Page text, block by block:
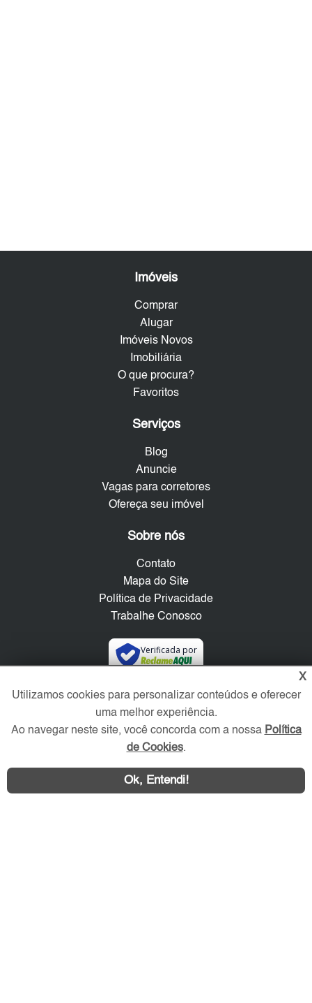
Imóveis
Comprar
Alugar
Imóveis Novos
Imobiliária
O que procura?
Favoritos
Serviços
Blog
Anuncie
Vagas para corretores
Ofereça seu imóvel
Sobre nós
Contato
Mapa do Site
Política de Privacidade
Trabalhe Conosco
Verificada por
Redes Sociais
X
Utilizamos cookies para personalizar conteúdos e oferecer
uma melhor experiência.
Ao navegar neste site, você concorda com a nossa Política
de Cookies.
Ok, Entendi!